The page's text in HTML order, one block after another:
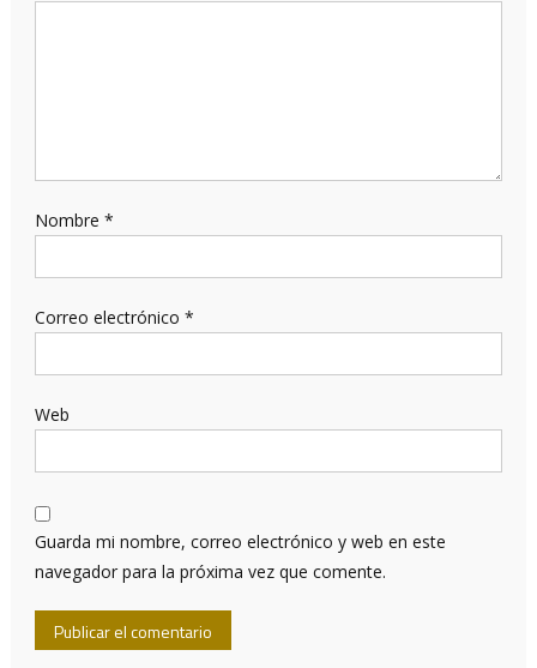
Nombre *
Correo electrónico *
Web
Guarda mi nombre, correo electrónico y web en este
navegador para la próxima vez que comente.